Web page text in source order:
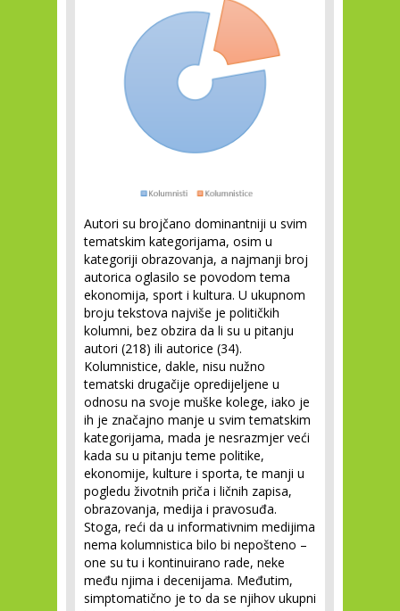
Autori su brojčano dominantniji u svim
tematskim kategorijama, osim u
kategoriji obrazovanja, a najmanji broj
autorica oglasilo se povodom tema
ekonomija, sport i kultura. U ukupnom
broju tekstova najviše je političkih
kolumni, bez obzira da li su u pitanju
autori (218) ili autorice (34).
Kolumnistice, dakle, nisu nužno
tematski drugačije opredijeljene u
odnosu na svoje muške kolege, iako je
ih je značajno manje u svim tematskim
kategorijama, mada je nesrazmjer veći
kada su u pitanju teme politike,
ekonomije, kulture i sporta, te manji u
pogledu životnih priča i ličnih zapisa,
obrazovanja, medija i pravosuđa.
Stoga, reći da u informativnim medijima
nema kolumnistica bilo bi nepošteno –
one su tu i kontinuirano rade, neke
među njima i decenijama. Međutim,
simptomatično je to da se njihov ukupni